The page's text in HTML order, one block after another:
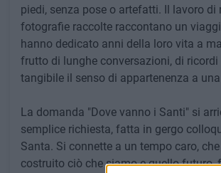
piedi, senza pose o artefatti. Il lavoro
fotografie raccolte raccontano un
hanno dedicato anni della loro vita a
frutto di lunghe conversazioni, di
tangibile il senso di appartenenza a
La domanda "Dove vanno i Santi" si
semplice richiesta, fatta in gergo
Santa. Si connette a un tempo caro,
costruito ciò che siamo e quello